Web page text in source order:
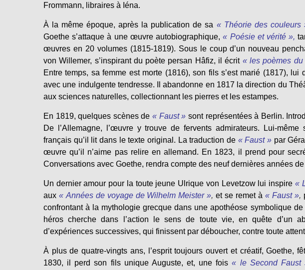
Frommann, libraires à Iéna.
À la même époque, après la publication de sa « Théorie des couleurs
Goethe s’attaque à une œuvre autobiographique, « Poésie et vérité »,
œuvres en 20 volumes (1815-1819). Sous le coup d’un nouveau
von Willemer, s’inspirant du poète persan Hâfiz, il écrit « les poèmes
Entre temps, sa femme est morte (1816), son fils s’est marié (1817), lui
avec une indulgente tendresse. Il abandonne en 1817 la direction du
aux sciences naturelles, collectionnant les pierres et les estampes.
En 1819, quelques scènes de « Faust » sont représentées à Berlin.
De l’Allemagne, l’œuvre y trouve de fervents admirateurs. Lui-même
français qu’il lit dans le texte original. La traduction de « Faust » par
œuvre qu’il n’aime pas relire en allemand. En 1823, il prend pour
Conversations avec Goethe, rendra compte des neuf dernières années
Un dernier amour pour la toute jeune Ulrique von Levetzow lui inspire «
aux « Années de voyage de Wilhelm Meister », et se remet à « Faust »,
confrontant à la mythologie grecque dans une apothéose symbolique
héros cherche dans l’action le sens de toute vie, en quête d’un
d’expériences successives, qui finissent par déboucher, contre toute
À plus de quatre-vingts ans, l’esprit toujours ouvert et créatif, Goethe,
1830, il perd son fils unique Auguste, et, une fois « le Second Faust